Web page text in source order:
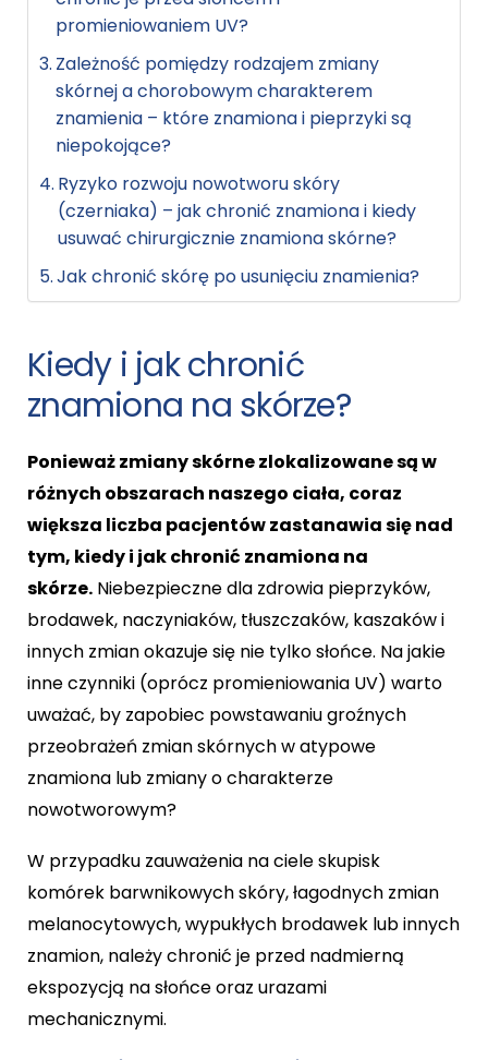
promieniowaniem UV?
Zależność pomiędzy rodzajem zmiany
skórnej a chorobowym charakterem
znamienia – które znamiona i pieprzyki są
niepokojące?
Ryzyko rozwoju nowotworu skóry
(czerniaka) – jak chronić znamiona i kiedy
usuwać chirurgicznie znamiona skórne?
Jak chronić skórę po usunięciu znamienia?
Kiedy i jak chronić
znamiona na skórze?
Ponieważ zmiany skórne zlokalizowane są w
różnych obszarach naszego ciała, coraz
większa liczba pacjentów zastanawia się nad
tym, kiedy i jak chronić znamiona na
skórze. Niebezpieczne dla zdrowia pieprzyków,
brodawek, naczyniaków, tłuszczaków, kaszaków i
innych zmian okazuje się nie tylko słońce. Na jakie
inne czynniki (oprócz promieniowania UV) warto
uważać, by zapobiec powstawaniu groźnych
przeobrażeń zmian skórnych w atypowe
znamiona lub zmiany o charakterze
nowotworowym?
W przypadku zauważenia na ciele skupisk
komórek barwnikowych skóry, łagodnych zmian
melanocytowych, wypukłych brodawek lub innych
znamion, należy chronić je przed nadmierną
ekspozycją na słońce oraz urazami
mechanicznymi.